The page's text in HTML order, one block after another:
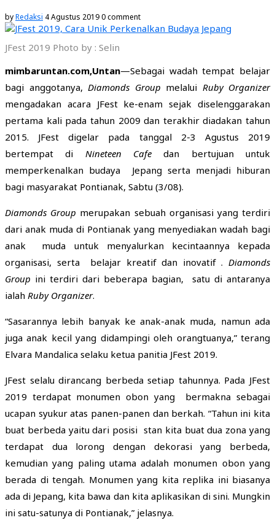
byRedaksi 4 Agustus 20190 comment
JFest 2019 Photo by : Selin
mimbaruntan.com,Untan—Sebagai wadah tempat belajar
bagi anggotanya, Diamonds Group melalui Ruby Organizer
mengadakan acara JFest ke-enam sejak diselenggarakan
pertama kali pada tahun 2009 dan terakhir diadakan tahun
2015. JFest digelar pada tanggal 2-3 Agustus 2019
bertempat di Nineteen Cafe dan bertujuan untuk
memperkenalkan budaya Jepang serta menjadi hiburan
bagi masyarakat Pontianak, Sabtu (3/08).
Diamonds Group merupakan sebuah organisasi yang terdiri
dari anak muda di Pontianak yang menyediakan wadah bagi
anak muda untuk menyalurkan kecintaannya kepada
organisasi, serta belajar kreatif dan inovatif . Diamonds
Group ini terdiri dari beberapa bagian, satu di antaranya
ialah Ruby Organizer.
“Sasarannya lebih banyak ke anak-anak muda, namun ada
juga anak kecil yang didampingi oleh orangtuanya,” terang
Elvara Mandalica selaku ketua panitia JFest 2019.
JFest selalu dirancang berbeda setiap tahunnya. Pada JFest
2019 terdapat monumen obon yang bermakna sebagai
ucapan syukur atas panen-panen dan berkah. “Tahun ini kita
buat berbeda yaitu dari posisi stan kita buat dua zona yang
terdapat dua lorong dengan dekorasi yang berbeda,
kemudian yang paling utama adalah monumen obon yang
berada di tengah. Monumen yang kita replika ini biasanya
ada di Jepang, kita bawa dan kita aplikasikan di sini. Mungkin
ini satu-satunya di Pontianak,” jelasnya.